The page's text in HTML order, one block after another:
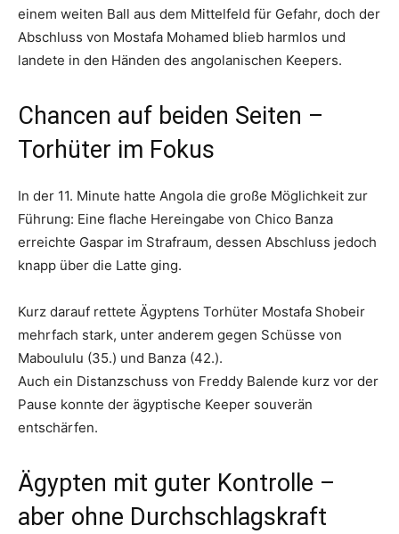
einem weiten Ball aus dem Mittelfeld für Gefahr, doch der
Abschluss von Mostafa Mohamed blieb harmlos und
landete in den Händen des angolanischen Keepers.
Chancen auf beiden Seiten –
Torhüter im Fokus
In der 11. Minute hatte Angola die große Möglichkeit zur
Führung: Eine flache Hereingabe von Chico Banza
erreichte Gaspar im Strafraum, dessen Abschluss jedoch
knapp über die Latte ging.
Kurz darauf rettete Ägyptens Torhüter Mostafa Shobeir
mehrfach stark, unter anderem gegen Schüsse von
Maboululu (35.) und Banza (42.).
Auch ein Distanzschuss von Freddy Balende kurz vor der
Pause konnte der ägyptische Keeper souverän
entschärfen.
Ägypten mit guter Kontrolle –
aber ohne Durchschlagskraft